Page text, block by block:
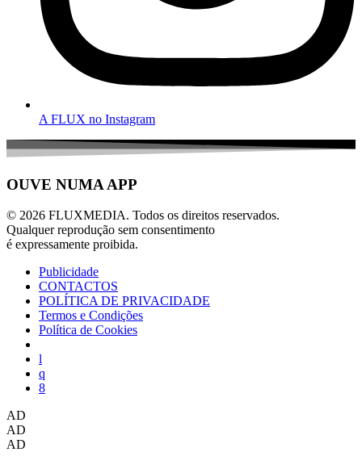
A FLUX no Instagram
OUVE NUMA APP
© 2026 FLUXMEDIA. Todos os direitos reservados.
Qualquer reprodução sem consentimento
é expressamente proibida.
Publicidade
CONTACTOS
POLÍTICA DE PRIVACIDADE
Termos e Condições
Política de Cookies
AD
AD
AD